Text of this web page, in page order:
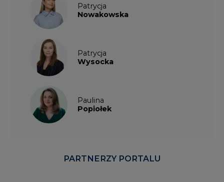
Patrycja
Nowakowska
Patrycja
Wysocka
Paulina
Popiołek
PARTNERZY PORTALU